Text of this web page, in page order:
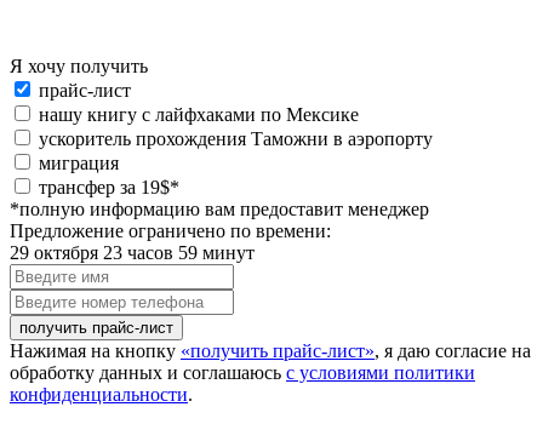
Я хочу получить
Я
хочу
получить:
прайс-лист
нашу книгу с лайфхаками по Мексике
ускоритель прохождения Таможни в аэропорту
миграция
special_offer2
трансфер за 19$*
*полную информацию вам предоставит менеджер
Предложение ограничено по времени:
29 октября 23 часов 59 минут
Введите
имя
Введите
номер
телефона
Нажимая на кнопку «получить прайс-лист», я даю согласие на
обработку данных и соглашаюсь с условиями политики
конфиденциальности.